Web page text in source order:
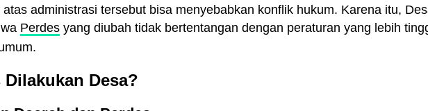
administrasi tersebut bisa menyebabkan konflik hukum. Karena itu,
Perdes yang diubah tidak bertentangan dengan peraturan yang lebih
Desa?